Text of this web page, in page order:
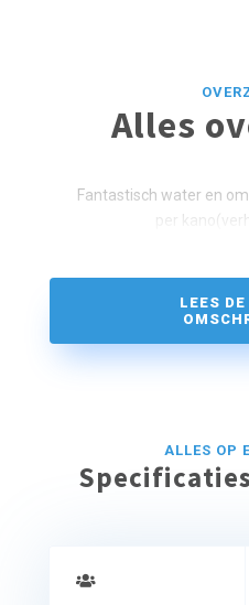
Alles
Fantastisch water en
per
LEES
ALLES OP